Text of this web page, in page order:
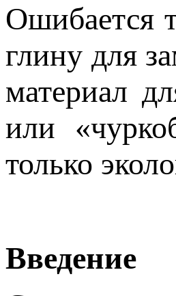
Ошибается
глину для
материал
или
только
Введение